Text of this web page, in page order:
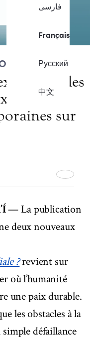
فارسی
Français
Русский
中文
les
et les
sur
— La publication
deux nouveaux
?revient sur
où l’humanité
une paix durable.
les obstacles à la
défaillance